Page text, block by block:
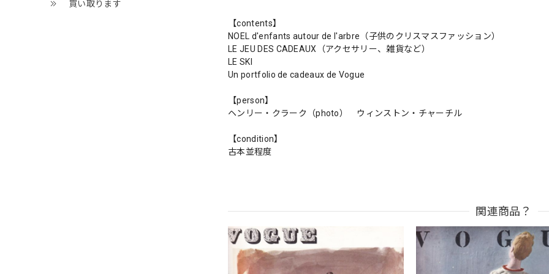
買い取ります
【contents】
NOEL d'enfants autour de l'arbre（子供のクリスマスファッション）
LE JEU DES CADEAUX（アクセサリー、雑貨など）
LE SKI
Un portfolio de cadeaux de Vogue
【person】
ヘンリー・クラーク（photo） ウィンストン・チャーチル
【condition】
古本並程度
関連商品？